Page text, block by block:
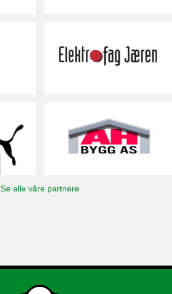
Se alle våre partnere